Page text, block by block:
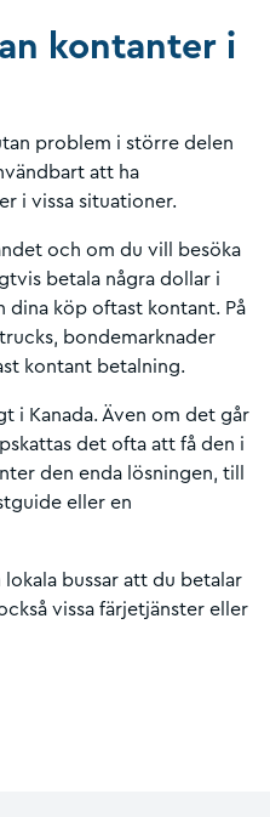
kontanter i
problem i större delen
att ha
i vissa situationer.
och om du vill besöka
betala några dollar i
dina köp oftast kontant. På
bondemarknader
kontant betalning.
i Kanada. Även om det går
det ofta att få den i
den enda lösningen, till
eller en
lokala bussar att du betalar
vissa färjetjänster eller